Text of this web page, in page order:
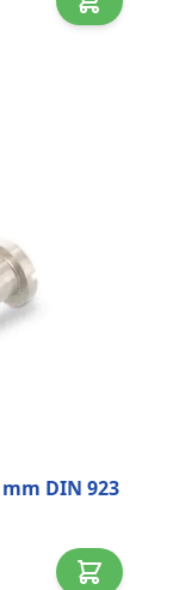
DIN 923